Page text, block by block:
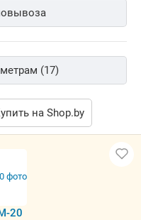
(17)
на Shop.by
20